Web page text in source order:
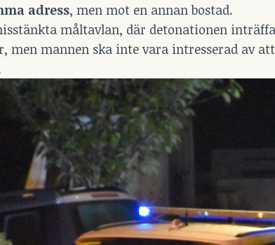
adress, men mot en annan bostad.
måltavlan, där detonationen
men mannen ska inte vara intresserad av